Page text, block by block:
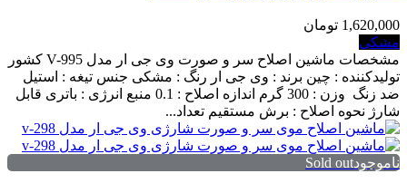
1,620,000 تومان
مشکی
مشخصات ماشین اصلاح سر و صورت وی جی ار مدل V-995 کشور
تولیدکننده : چین برند : وی جی ار رنگ : مشکی جنس تیغه : استیل
ضد زنگ وزن : 300 گرم اندازه اصلاح : 0.1 منبع انرژی : باتری قابل
شارژ نحوه اصلاح : برش مستقیم تعداد...
ناموجودSold out